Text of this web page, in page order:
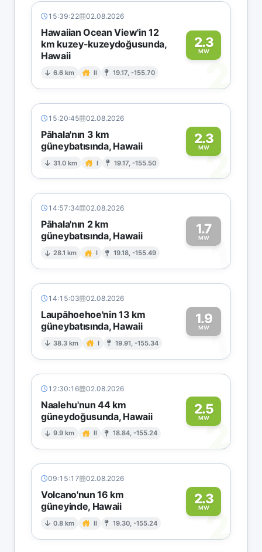
15:39:22 02.08.2026
Hawaiian Ocean View'in 12
km kuzey-kuzeydoğusunda,
Hawaii
6.6 km II 19.17, -155.70
2.3
MW
2
15:20:45 02.08.2026
Pāhala'nın 3 km
güneybatısında, Hawaii
31.0 km I 19.17, -155.50
2.3
MW2
14:57:34 02.08.2026
Pāhala'nın 2 km
güneybatısında, Hawaii
28.1 km I 19.18, -155.49
1.7
MW1
14:15:03 02.08.2026
Laupāhoehoe'nin 13 km
güneybatısında, Hawaii
38.3 km I 19.91, -155.34
1.9
MW1
12:30:16 02.08.2026
Naalehu'nun 44 km
güneydoğusunda, Hawaii
9.9 km II 18.84, -155.24
2.5
MW2
09:15:17 02.08.2026
Volcano'nun 16 km
güneyinde, Hawaii
0.8 km II 19.30, -155.24
2.3
MW
2